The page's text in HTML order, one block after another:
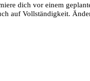
dich vor einem
auf Vollständigkeit.